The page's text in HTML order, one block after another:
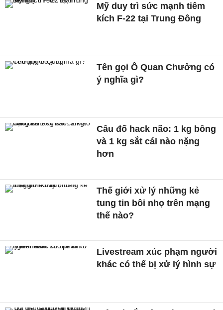
Mỹ duy trì sức mạnh tiêm
kích F-22 tại Trung Đông
Tên gọi Ô Quan Chưởng có
ý nghĩa gì?
Câu đố hack não: 1 kg bông
và 1 kg sắt cái nào nặng
hơn
Thế giới xử lý những kẻ
tung tin bôi nhọ trên mạng
thế nào?
Livestream xúc phạm người
khác có thể bị xử lý hình sự